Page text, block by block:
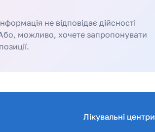
не відповідає дійсності
можливо, хочете запропонувати
Лікувальні центри